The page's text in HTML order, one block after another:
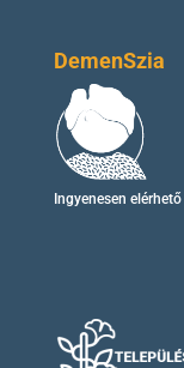
DemenSzia
Ingyenesen elérhető